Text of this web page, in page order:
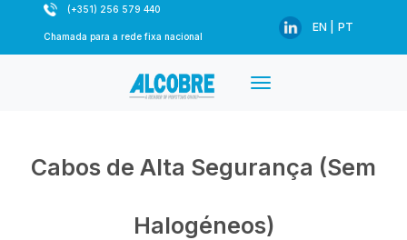
(+351) 256 579 440
Chamada para a rede fixa nacional
EN | PT
Cabos de Alta Segurança (Sem
Halogéneos)